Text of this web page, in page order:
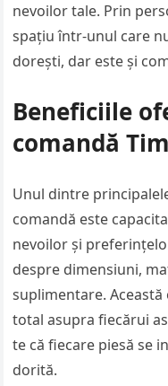
nevoilor tale. Prin
spațiu într-unul care
dorești, dar este și
Beneficiile
comandă
Unul dintre
comandă este
nevoilor și
despre dimensiuni,
suplimentare.
total asupra fiecărui
te că fiecare piesă se
dorită.